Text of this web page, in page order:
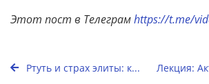
Этот пост в Телеграмhttps://t.me/
Ртуть и страх элиты: к... Лекция: